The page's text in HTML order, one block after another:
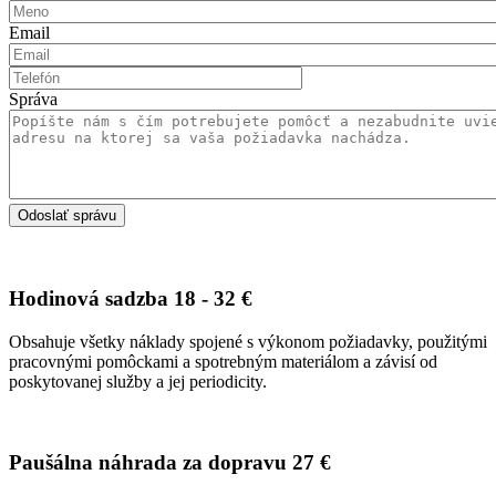
Email
Správa
Hodinová sadzba 18 - 32 €
Obsahuje všetky náklady spojené s výkonom požiadavky, použitými
pracovnými pomôckami a spotrebným materiálom a závisí od
poskytovanej služby a jej periodicity.
Paušálna náhrada za dopravu 27 €